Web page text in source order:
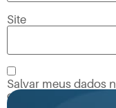
Site
Salvar meus dados
que eu comentar.